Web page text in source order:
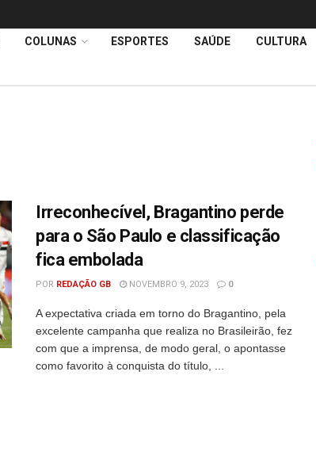
COLUNAS ESPORTES SAÚDE CULTURA
Irreconhecível, Bragantino perde
para o São Paulo e classificação
fica embolada
POR REDAÇÃO GB NOVEMBRO 9, 2023 0
A expectativa criada em torno do Bragantino, pela
excelente campanha que realiza no Brasileirão, fez
com que a imprensa, de modo geral, o apontasse
como favorito à conquista do título, ...